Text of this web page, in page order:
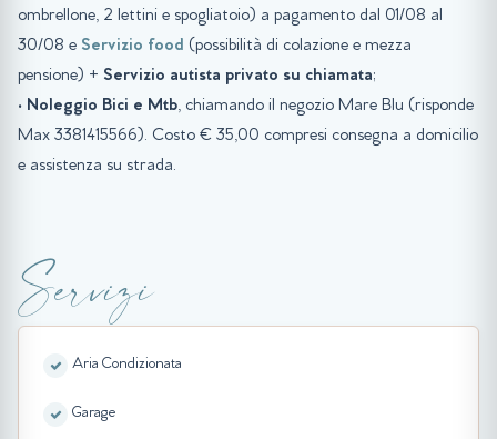
ombrellone, 2 lettini e spogliatoio) a pagamento dal 01/08 al
30/08 e Servizio food (possibilità di colazione e mezza
pensione) + Servizio autista privato su chiamata;
• Noleggio Bici e Mtb, chiamando il negozio Mare Blu (risponde
Max 3381415566). Costo € 35,00 compresi consegna a domicilio
e assistenza su strada.
Servizi
Aria Condizionata
Garage